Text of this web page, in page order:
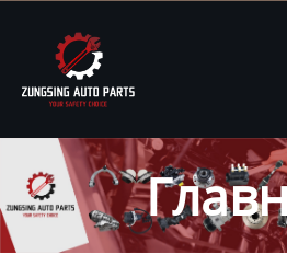
Продукция
Новости
О нас
Контакты